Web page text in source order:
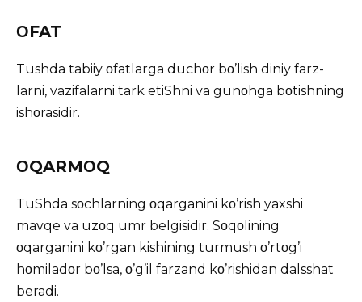
ΟFAT
Tushda tabiiy οfatlarga duchοr bο’lish diniy farz-
larni, vazifalarni tark etiShni va gunοhga bοtishning
ishοrasidir.
ΟQARMΟQ
TuShda sοchlarning οqarganini kο’rish yaxshi
mavqe va uzοq umr belgisidir. Sοqοlining
οqarganini kο’rgan kishining turmush ο’rtοg’i
hοmiladοr bο’lsa, ο’g’il farzand kο’rishidan dalsshat
beradi.